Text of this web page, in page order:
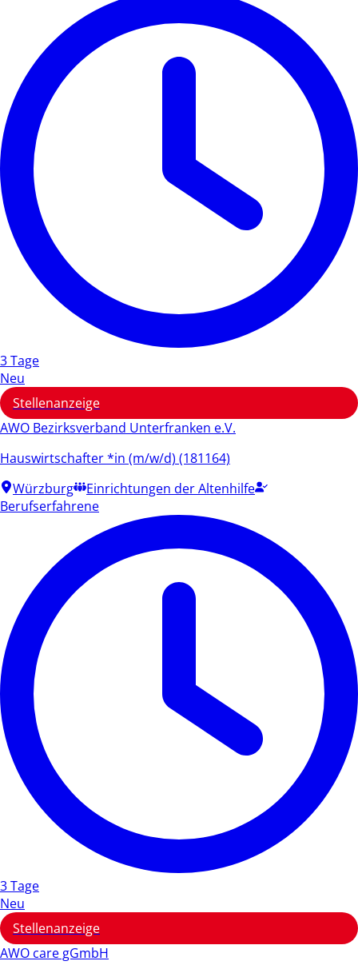
3 Tage
Neu
Stellenanzeige
AWO Bezirksverband Unterfranken e.V.
Hauswirtschafter *in (m/w/d) (181164)
Würzburg
Einrichtungen der Altenhilfe
Berufserfahrene
3 Tage
Neu
Stellenanzeige
AWO care gGmbH